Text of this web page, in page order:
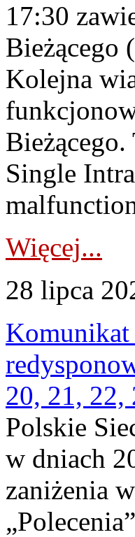
17:30
Bieżącego
Kolejna
Single
Więcej...
28 lipca
Komunikat
20, 21, 22,
Polskie
w dniach
zaniżenia